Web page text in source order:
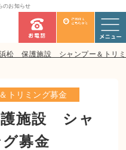
のお知らせ
松 保護施設 シャンプー＆トリミ
トリミング募金
施設 シャ
募金